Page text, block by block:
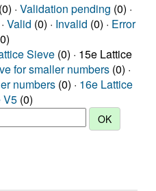
· Validation pending (0) ·
Valid (0) · Invalid (0) · Error
Sieve (0) · 15e Lattice
for smaller numbers (0) ·
numbers (0) · 16e Lattice
V5 (0)